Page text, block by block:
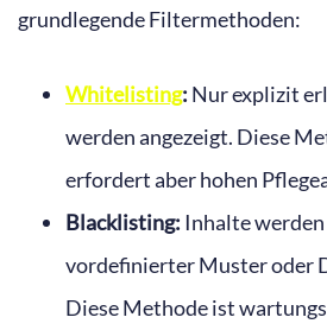
grundlegende Filtermethoden:
Whitelisting: Nur explizit
werden angezeigt. Diese
erfordert aber hohen
Blacklisting: Inhalte
vordefinierter Muster oder
Diese Methode ist